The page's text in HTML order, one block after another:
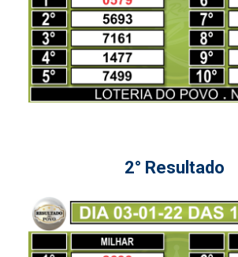
2° Resultado